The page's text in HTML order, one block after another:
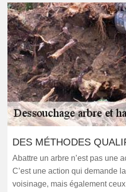
DES MÉTHODES
Abattre un arbre n’est pas une
C’est une action qui demande
voisinage, mais également